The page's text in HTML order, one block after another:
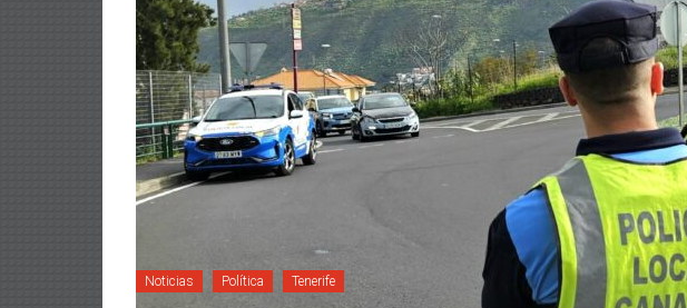
Noticias Política Tenerife